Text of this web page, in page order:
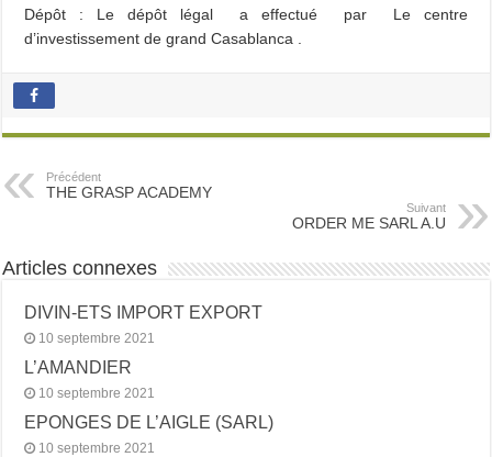
Dépôt : Le dépôt légal a effectué par Le centre
d’investissement de grand Casablanca .
Précédent
THE GRASP ACADEMY
Suivant
ORDER ME SARL A.U
Articles connexes
DIVIN-ETS IMPORT EXPORT
10 septembre 2021
L’AMANDIER
10 septembre 2021
EPONGES DE L’AIGLE (SARL)
10 septembre 2021